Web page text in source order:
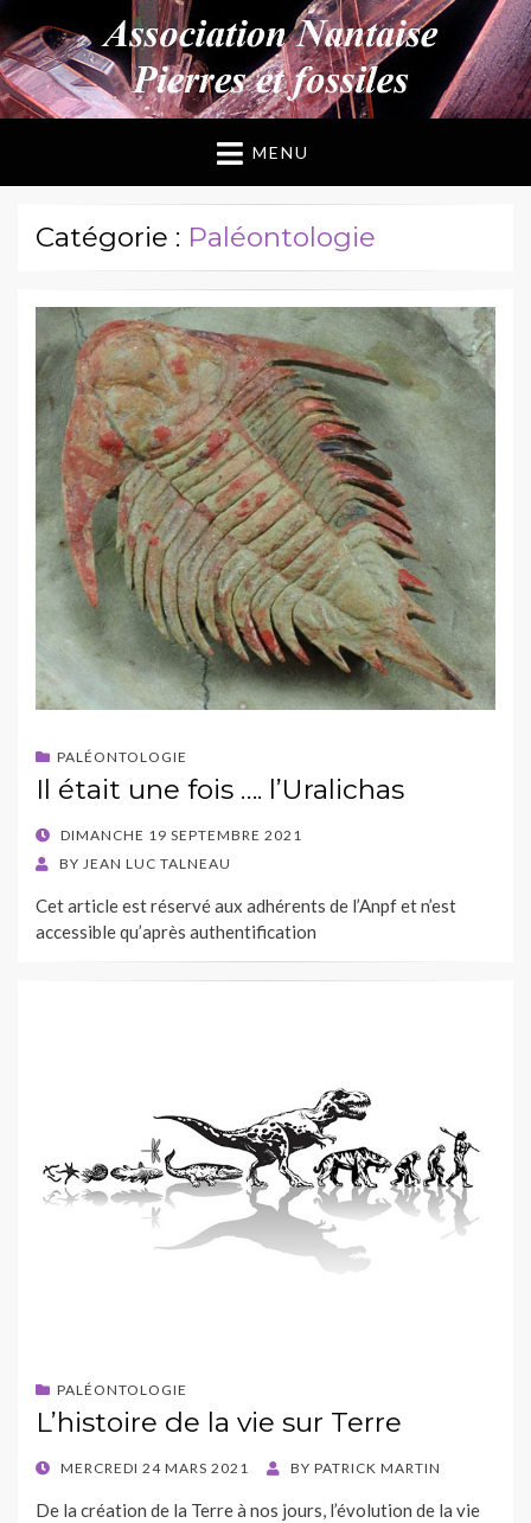
ANPF
Association Nantaise Pierres et Fossiles
MENU
Catégorie : Paléontologie
PALÉONTOLOGIE
Il était une fois …. l’Uralichas
POSTED
ON
DIMANCHE 19 SEPTEMBRE 2021
BY JEAN LUC TALNEAU
Cet article est réservé aux adhérents de l’Anpf et n’est
accessible qu’après authentification
PALÉONTOLOGIE
L’histoire de la vie sur Terre
POSTED
MERCREDI 24 MARS 2021 BY PATRICK MARTIN
De la création de la Terre à nos jours, l’évolution de la vie